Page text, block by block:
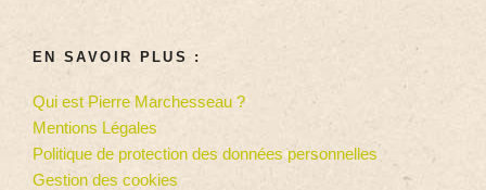
EN SAVOIR PLUS :
Qui est Pierre Marchesseau ?
Mentions Légales
Politique de protection des données personnelles
Gestion des cookies